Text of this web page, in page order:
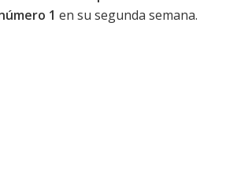
1 en su segunda semana.